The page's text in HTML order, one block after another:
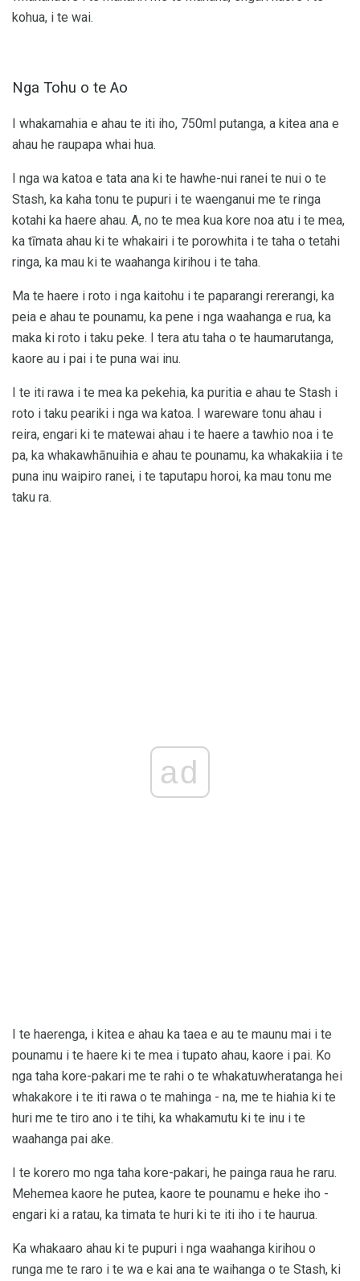
kohua, i te wai.
Nga Tohu o te Ao
I whakamahia e ahau te iti iho, 750ml putanga, a kitea ana e
ahau he raupapa whai hua.
I nga wa katoa e tata ana ki te hawhe-nui ranei te nui o te
Stash, ka kaha tonu te pupuri i te waenganui me te ringa
kotahi ka haere ahau. A, no te mea kua kore noa atu i te mea,
ka tīmata ahau ki te whakairi i te porowhita i te taha o tetahi
ringa, ka mau ki te waahanga kirihou i te taha.
Ma te haere i roto i nga kaitohu i te paparangi rererangi, ka
peia e ahau te pounamu, ka pene i nga waahanga e rua, ka
maka ki roto i taku peke. I tera atu taha o te haumarutanga,
kaore au i pai i te puna wai inu.
I te iti rawa i te mea ka pekehia, ka puritia e ahau te Stash i
roto i taku peariki i nga wa katoa. I wareware tonu ahau i
reira, engari ki te matewai ahau i te haere a tawhio noa i te
pa, ka whakawhānuihia e ahau te pounamu, ka whakakiia i te
puna inu waipiro ranei, i te taputapu horoi, ka mau tonu me
taku ra.
ad
I te haerenga, i kitea e ahau ka taea e au te maunu mai i te
pounamu i te haere ki te mea i tupato ahau, kaore i pai. Ko
nga taha kore-pakari me te rahi o te whakatuwheratanga hei
whakakore i te iti rawa o te mahinga - na, me te hiahia ki te
huri me te tiro ano i te tihi, ka whakamutu ki te inu i te
waahanga pai ake.
I te korero mo nga taha kore-pakari, he painga raua he raru.
Mehemea kaore he putea, kaore te pounamu e heke iho -
engari ki a ratau, ka timata te huri ki te iti iho i te haurua.
Ka whakaaro ahau ki te pupuri i nga waahanga kirihou o
runga me te raro i te wa e kai ana te waihanga o te Stash, ki